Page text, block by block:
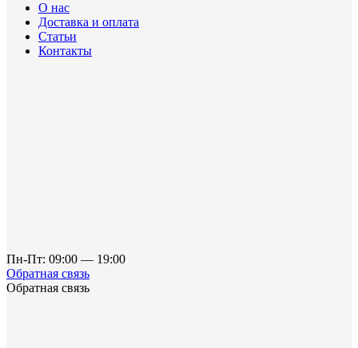
О нас
Доставка и оплата
Статьи
Контакты
Пн-Пт: 09:00 — 19:00
Обратная связь
Обратная связь